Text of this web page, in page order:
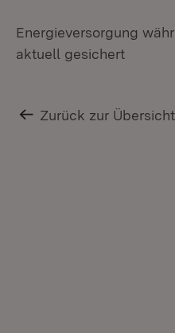
Energieversorgung
aktuell gesichert
Zurück zur Übersicht